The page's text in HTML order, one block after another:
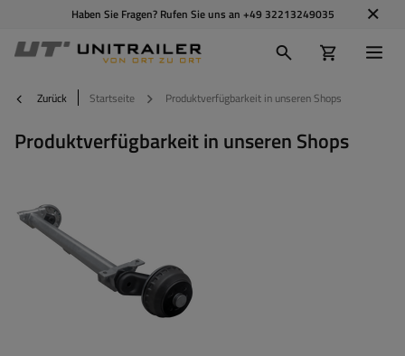
Haben Sie Fragen? Rufen Sie uns an +49 32213249035
Zurück Startseite Produktverfügbarkeit in unseren Shops
Produktverfügbarkeit in unseren Shops